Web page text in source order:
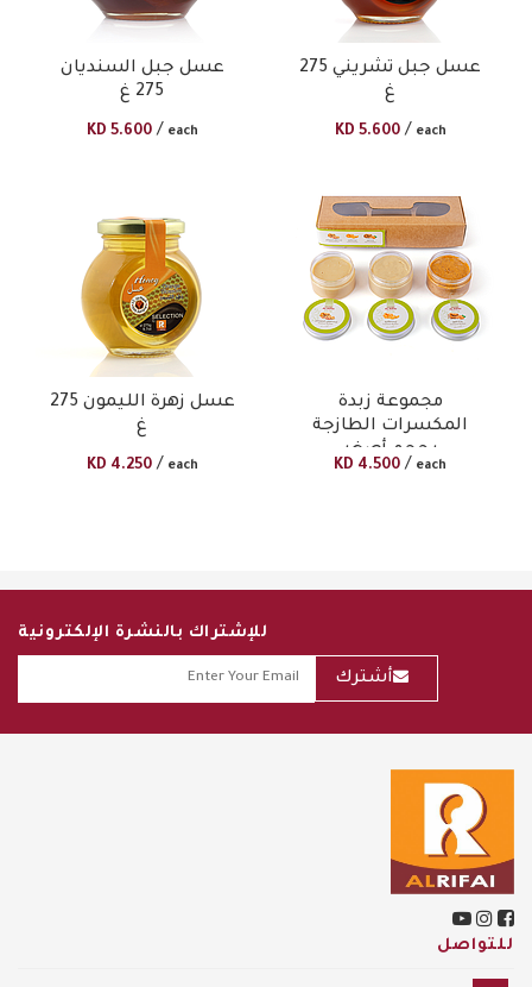
عسل جبل السنديان
275 غ
KD 5.600 / each
عسل جبل تشريني 275
غ
KD 5.600 / each
عسل زهرة الليمون 275
غ
KD 4.250 / each
مجموعة زبدة
المكسرات الطازجة
بحجم أصغر
KD 4.500 / each
للإشتراك بالنشرة الإلكترونية
أشترك
للتواصل